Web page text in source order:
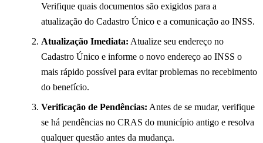
Verifique quais documentos são exigidos para a
atualização do Cadastro Único e a comunicação ao INSS.
Atualização Imediata: Atualize seu endereço no
Cadastro Único e informe o novo endereço ao INSS o
mais rápido possível para evitar problemas no recebimento
do benefício.
Verificação de Pendências: Antes de se mudar, verifique
se há pendências no CRAS do município antigo e resolva
qualquer questão antes da mudança.